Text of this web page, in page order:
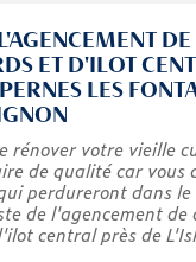
ET D'ILOT
LES
rénover votre vieille
de qualité car vous
perdureront dans
de l'agencement de
central près de